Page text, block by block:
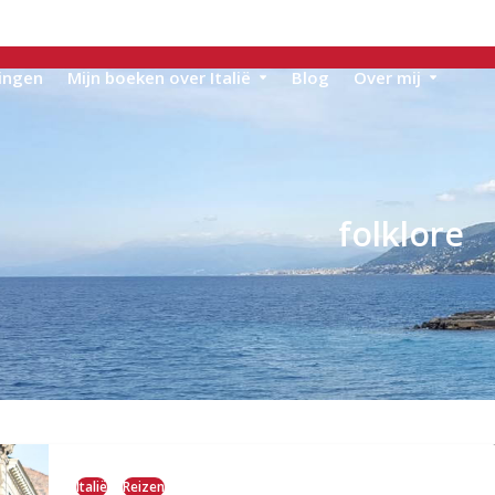
Mijn boeken over Italië Blog Over mij
folklore
Italië Reizen